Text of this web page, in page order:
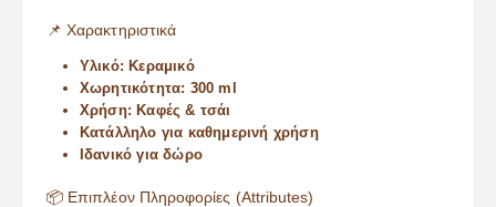
📌 Χαρακτηριστικά
Υλικό: Κεραμικό
Χωρητικότητα: 300 ml
Χρήση: Καφές & τσάι
Κατάλληλο για καθημερινή χρήση
Ιδανικό για δώρο
📦 Επιπλέον Πληροφορίες (Attributes)